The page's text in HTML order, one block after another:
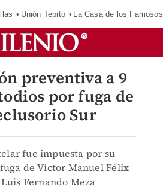
Unión Tepito La Casa de los Famosos
preventiva a 9
por fuga de
Sur
fue impuesta por su
de Víctor Manuel Félix
Fernando Meza